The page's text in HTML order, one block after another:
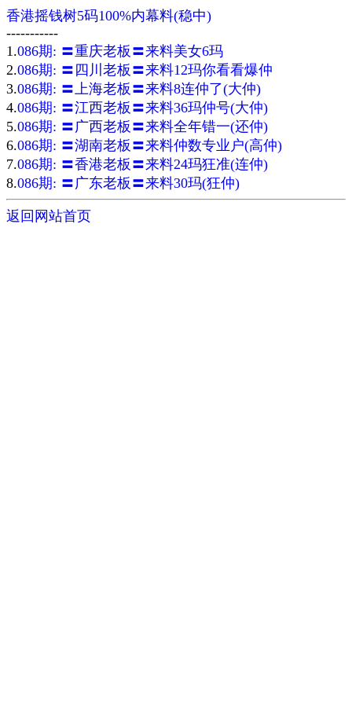
香港摇钱树5码100%内幕料(稳中)
-----------
1.086期: 〓重庆老板〓来料美女6玛
2.086期: 〓四川老板〓来料12玛你看看爆仲
3.086期: 〓上海老板〓来料8连仲了(大仲)
4.086期: 〓江西老板〓来料36玛仲号(大仲)
5.086期: 〓广西老板〓来料全年错一(还仲)
6.086期: 〓湖南老板〓来料仲数专业户(高仲)
7.086期: 〓香港老板〓来料24玛狂准(连仲)
8.086期: 〓广东老板〓来料30玛(狂仲)
返回网站首页